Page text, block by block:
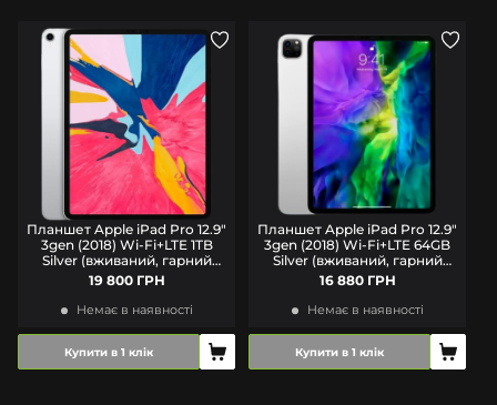
Планшет Apple iPad Pro 12.9"
3gen (2018) Wi-Fi+LTE 1TB
Silver (вживаний, гарний
стан) A-
19 800 ГРН
Немає в наявності
Купити в 1 клік
Планшет Apple iPad Pro 12.9"
3gen (2018) Wi-Fi+LTE 64GB
Silver (вживаний, гарний
стан) A-
16 880 ГРН
Немає в наявності
Купити в 1 клік